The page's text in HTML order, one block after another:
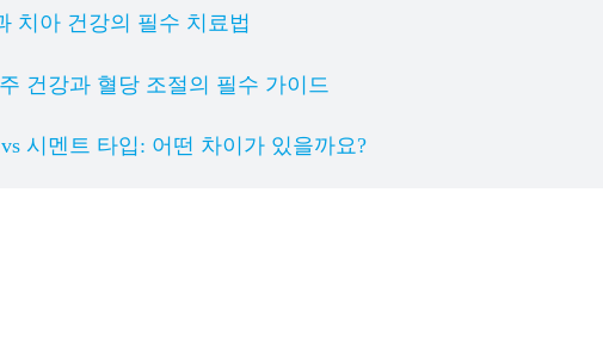
치아 건강의 필수 치료법
건강과 혈당 조절의 필수 가이드
시멘트 타입: 어떤 차이가 있을까요?